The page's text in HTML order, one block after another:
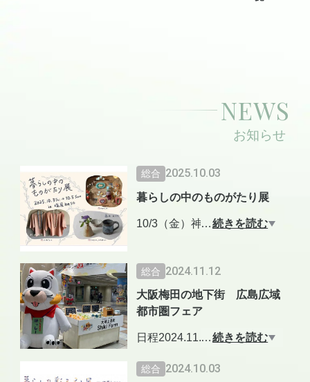
NEWS
お知らせ
総合 2025.10.03
暮らしの中のものがたり展
10/3（金）神戸塩屋で始まる
展」へGO★
関西のみなさま〜！
大阪に続きまたお会いできる
のをとっても楽しみにしてい
ます
音に浸かる秋の夜長@isa_guit
…続きを読む
総合 2024.11.12
大阪梅田の地下街 広島広域
都市圏フェア
日程2024.11.14（木）〜11.15
時間 11:00~19:00
…続きを読む
総合 2024.10.03